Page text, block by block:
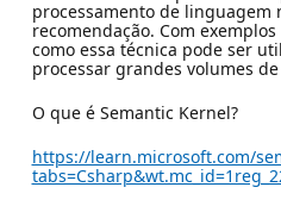
processamento de linguagem
recomendação. Com
como essa técnica pode ser
processar grandes volumes
O que é Semantic Kernel?
https://learn.microsoft.com/